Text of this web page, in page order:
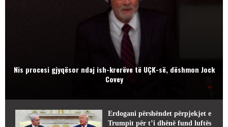
Nis procesi gjyqësor ndaj ish-krerëve të UÇK-së, dëshmon Jock
Covey
Erdogani përshëndet përpjekjet e
Trumpit për t’i dhënë fund luftës